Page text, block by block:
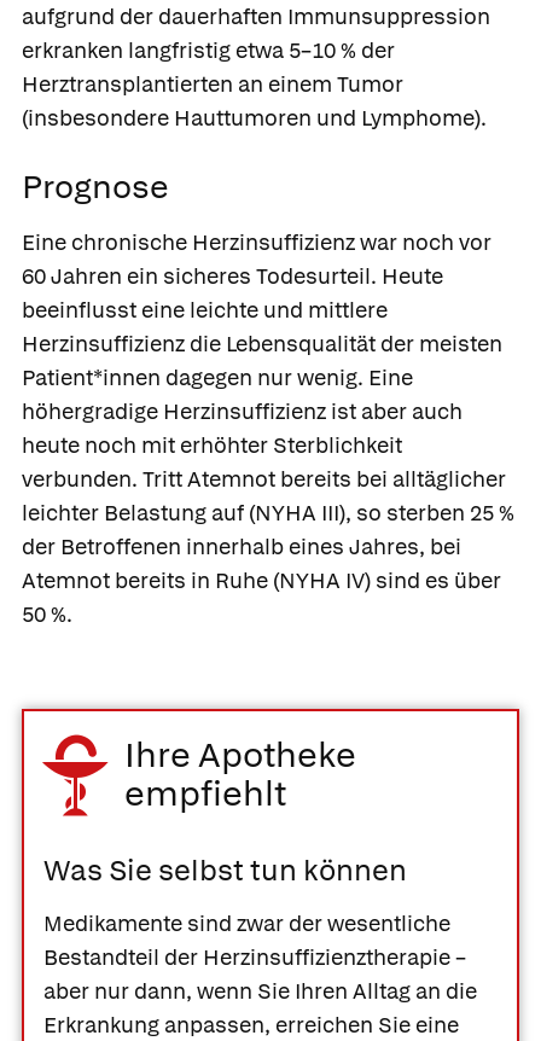
aufgrund der dauerhaften Immunsuppression
erkranken langfristig etwa 5–10 % der
Herztransplantierten an einem Tumor
(insbesondere Hauttumoren und Lymphome).
Prognose
Eine chronische Herzinsuffizienz war noch vor
60 Jahren ein sicheres Todesurteil. Heute
beeinflusst eine leichte und mittlere
Herzinsuffizienz die Lebensqualität der meisten
Patient*innen dagegen nur wenig. Eine
höhergradige Herzinsuffizienz ist aber auch
heute noch mit erhöhter Sterblichkeit
verbunden. Tritt Atemnot bereits bei alltäglicher
leichter Belastung auf (NYHA III), so sterben 25 %
der Betroffenen innerhalb eines Jahres, bei
Atemnot bereits in Ruhe (NYHA IV) sind es über
50 %.
Ihre Apotheke
empfiehlt
Was Sie selbst tun können
Medikamente sind zwar der wesentliche
Bestandteil der Herzinsuffizienztherapie –
aber nur dann, wenn Sie Ihren Alltag an die
Erkrankung anpassen, erreichen Sie eine